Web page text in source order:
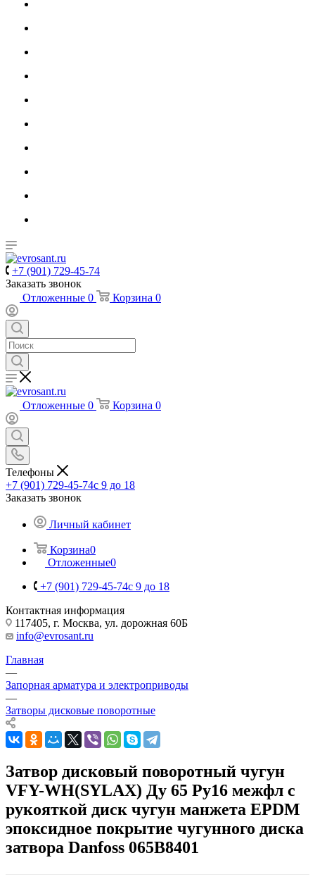
+7 (901) 729-45-74
Заказать звонок
Отложенные 0 Корзина 0
Отложенные 0 Корзина 0
Телефоны
+7 (901) 729-45-74c 9 до 18
Заказать звонок
Личный кабинет
Корзина0
Отложенные0
+7 (901) 729-45-74c 9 до 18
Контактная информация
117405, г. Москва, ул. дорожная 60Б
info@evrosant.ru
Главная
—
Запорная арматура и электроприводы
—
Затворы дисковые поворотные
Затвор дисковый поворотный чугун
VFY-WH(SYLAX) Ду 65 Ру16 межфл с
рукояткой диск чугун манжета EPDM
эпоксидное покрытие чугунного диска
затвора Danfoss 065B8401